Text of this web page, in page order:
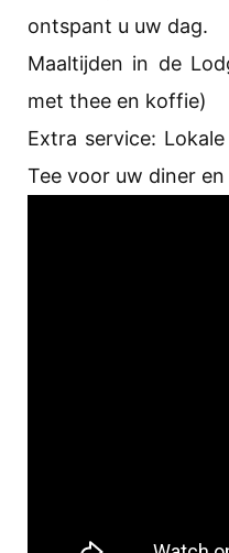
ontspant u uw dag.
Maaltijden in de
met thee en koffie)
Extra service:
Tee voor uw diner